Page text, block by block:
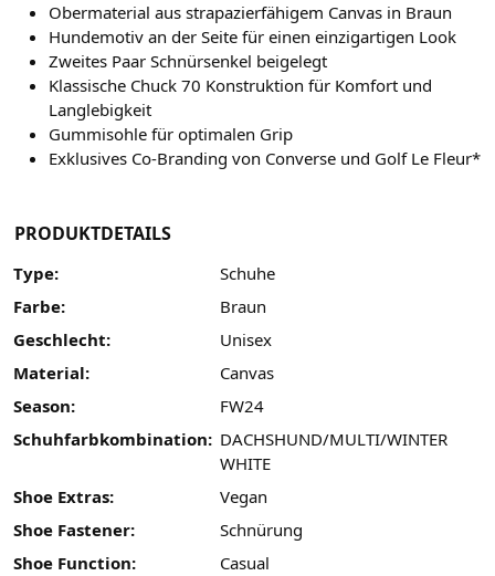
Obermaterial aus strapazierfähigem Canvas in Braun
Hundemotiv an der Seite für einen einzigartigen Look
Zweites Paar Schnürsenkel beigelegt
Klassische Chuck 70 Konstruktion für Komfort und
Langlebigkeit
Gummisohle für optimalen Grip
Exklusives Co-Branding von Converse und Golf Le Fleur*
PRODUKTDETAILS
Type:
Schuhe
Farbe:
Braun
Geschlecht:
Unisex
Material:
Canvas
Season:
FW24
Schuhfarbkombination: DACHSHUND/MULTI/WINTER
WHITE
Shoe Extras:
Vegan
Shoe Fastener:
Schnürung
Shoe Function:
Casual